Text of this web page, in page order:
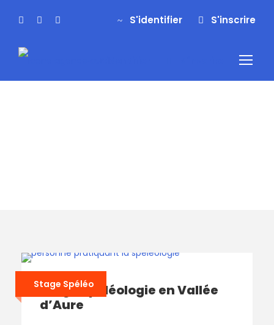
S'identifier S'inscrire
Stage Spéléo
Stage Spéléologie en Vallée
d’Aure